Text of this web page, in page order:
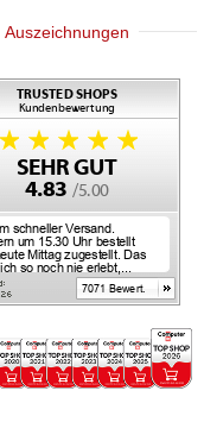
Auszeichnungen